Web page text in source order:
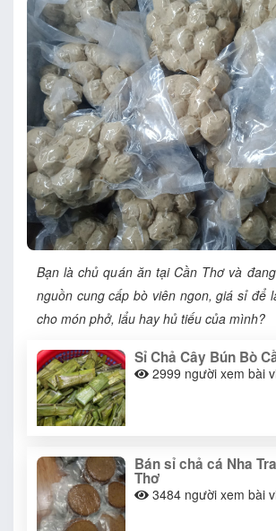
Bạn là chủ quán ăn tại Cần Thơ và
nguồn cung cấp bò viên ngon, giá sỉ để
cho món phở, lẩu hay hủ tiếu của mình?
Sỉ Chả Cây Bún Bò
2999 người xem bài
Bán sỉ chả cá Nha
Thơ
3484 người xem bài